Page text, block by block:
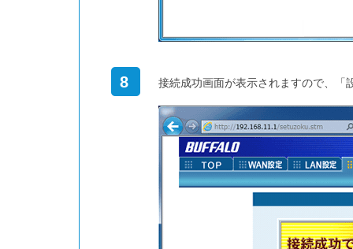
8 接続成功画面が表示されますので、「